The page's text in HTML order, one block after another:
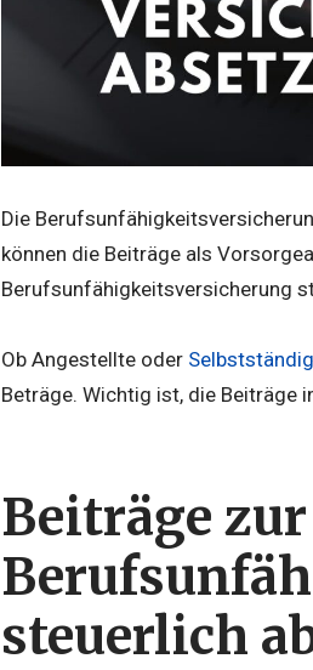
Die
können die Beiträge als
Berufsunfähigkeitsversicherung
Ob Angestellte oder
Beträge. Wichtig ist, die Beiträge
Beiträge zur
steuerlich